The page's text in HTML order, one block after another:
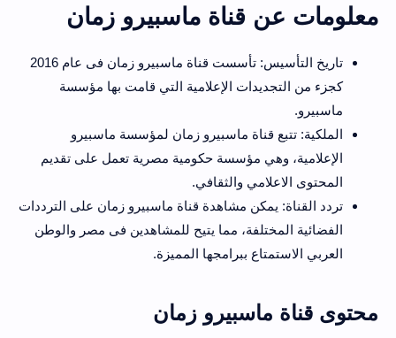
معلومات عن قناة ماسبيرو زمان
تاريخ التأسيس: تأسست قناة ماسبيرو زمان فى عام 2016
كجزء من التجديدات الإعلامية التي قامت بها مؤسسة
ماسبيرو.
الملكية: تتبع قناة ماسبيرو زمان لمؤسسة ماسبيرو
الإعلامية، وهي مؤسسة حكومية مصرية تعمل على تقديم
المحتوى الاعلامي والثقافي.
تردد القناة: يمكن مشاهدة قناة ماسبيرو زمان على الترددات
الفضائية المختلفة، مما يتيح للمشاهدين فى مصر والوطن
العربي الاستمتاع ببرامجها المميزة.
محتوى قناة ماسبيرو زمان